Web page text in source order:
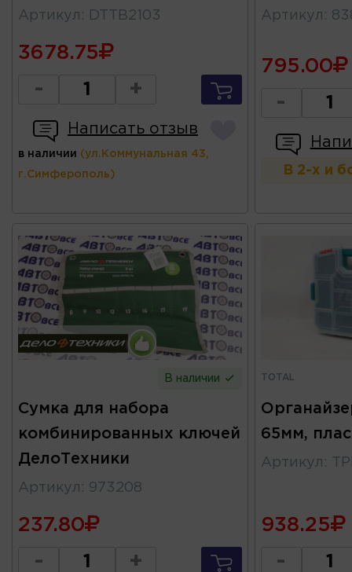
Артикул : DTTB2103
3678.75
- +
Написать отзыв
в наличии (ул.Коммунальная 43,
г.Симферополь)
Артикул :
795.00
-
В 2-х и
В наличии
Сумка для набора
комбинированных ключей
ДелоТехники
Артикул : 973208
237.80
- +
TOTAL
65мм,
Артикул :
938.25
-